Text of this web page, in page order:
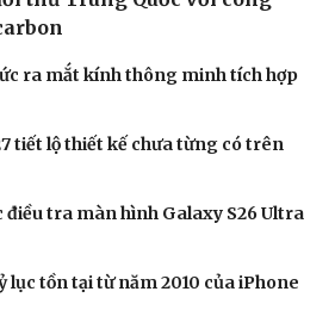
Giải trí
Thời trang
thủ Trung Quốc với công